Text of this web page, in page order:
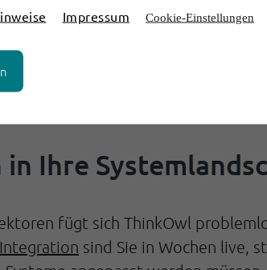
Impressum Cookie-Einstellungen
Tool-Wechsel
Antworten in hoher Qualität
Mehr Übersicht,
Ihre
fügt sich ThinkOwl
Integration sind Sie in Wochen live,